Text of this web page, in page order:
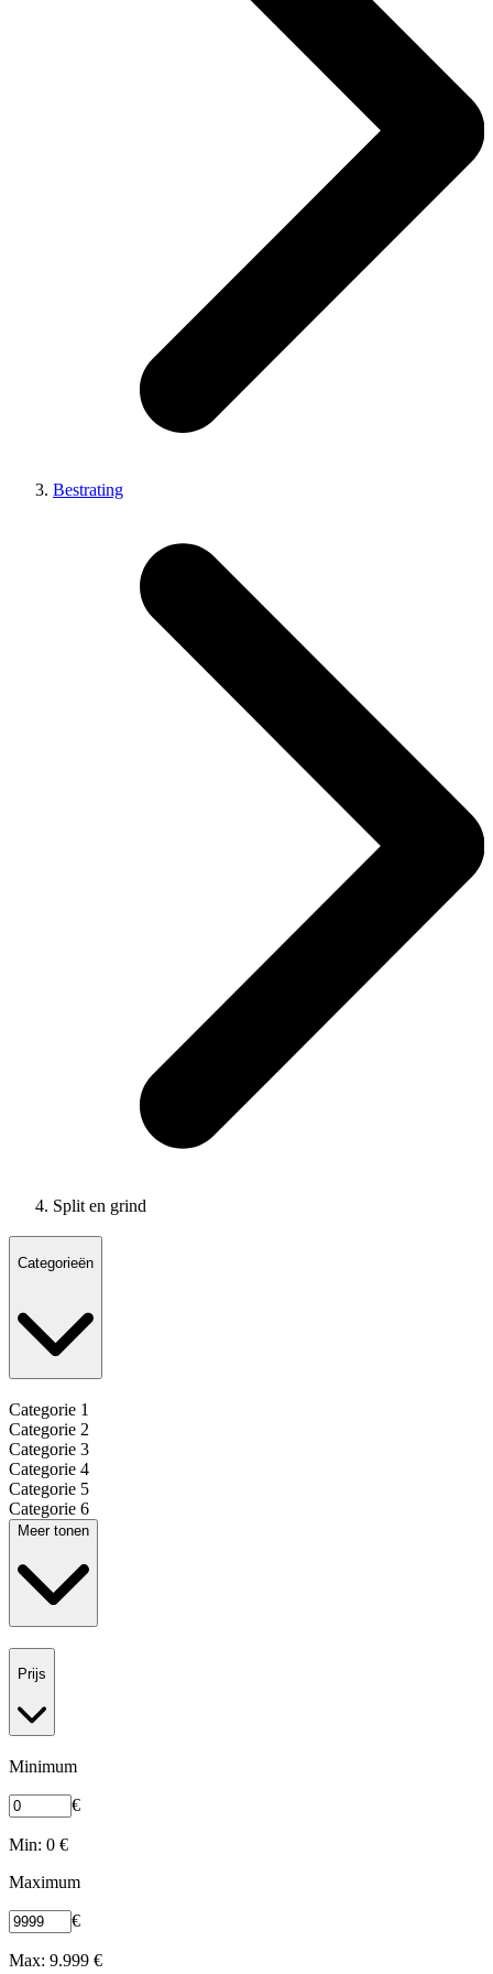
Bestrating
Split en grind
Categorieën
Categorie 1
Categorie 2
Categorie 3
Categorie 4
Categorie 5
Categorie 6
Meer tonen
Prijs
Minimum
€
Min: 0 €
Maximum
€
Max: 9.999 €